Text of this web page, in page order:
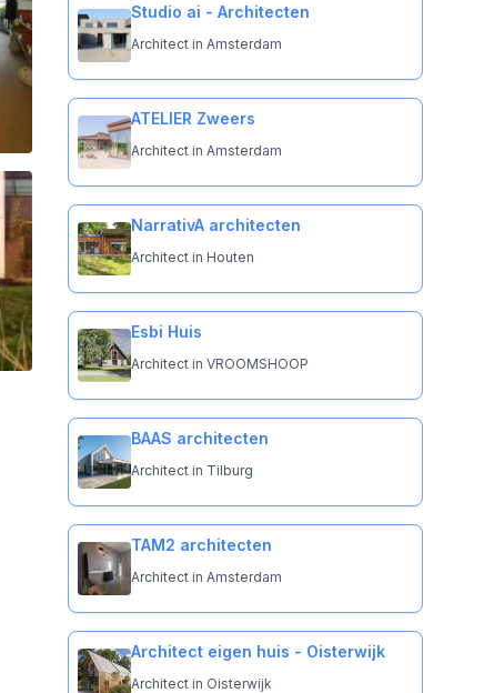
Studio ai - Architecten
Architect in Amsterdam
ATELIER Zweers
Architect in Amsterdam
NarrativA architecten
Architect in Houten
Esbi Huis
Architect in VROOMSHOOP
BAAS architecten
Architect in Tilburg
TAM2 architecten
Architect in Amsterdam
Architect eigen huis - Oisterwijk
Architect in Oisterwijk